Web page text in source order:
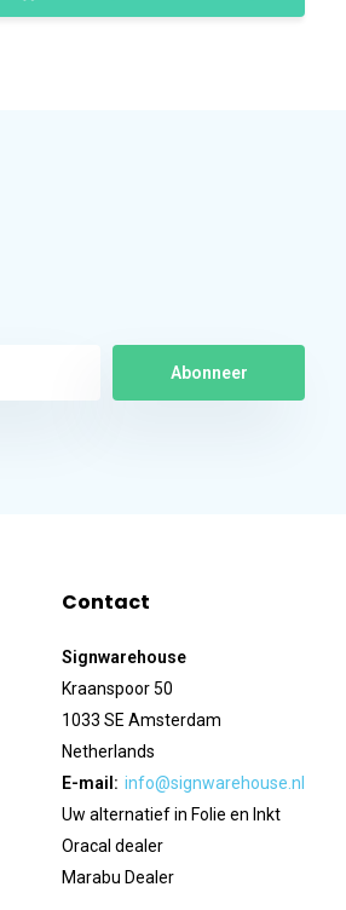
Abonneer
Contact
Signwarehouse
Kraanspoor 50
1033 SE Amsterdam
Netherlands
E-mail: info@signwarehouse.nl
Uw alternatief in Folie en Inkt
Oracal dealer
Marabu Dealer